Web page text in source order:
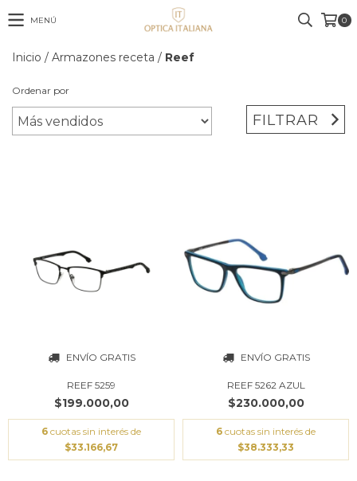
MENÚ 0
Inicio / Armazones receta / Reef
Ordenar por
FILTRAR
ENVÍO GRATIS
REEF 5259
$199.000,00
6 cuotas sin interés de
$33.166,67
ENVÍO GRATIS
REEF 5262 AZUL
$230.000,00
6 cuotas sin interés de
$38.333,33